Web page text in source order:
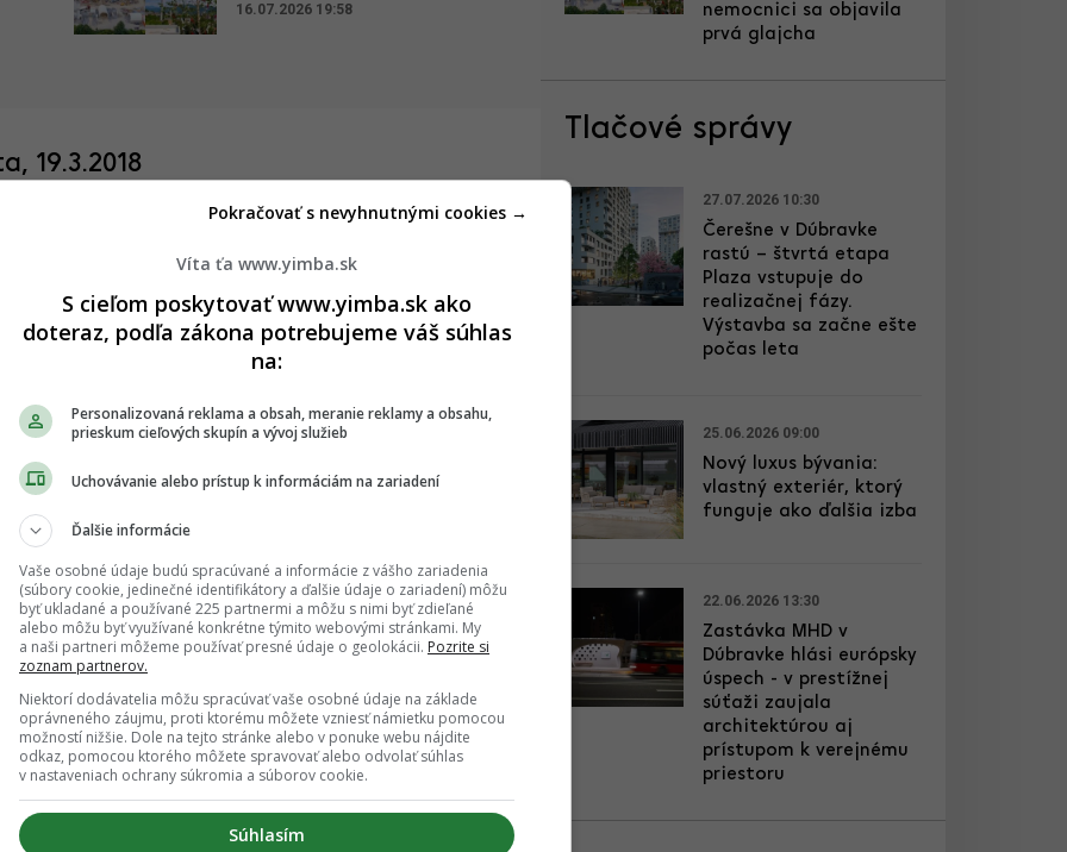
16.07.2026 19:58
19.3.2018
udomácňuje aj v oblasti investičnej výstavby, pokročila pri
Proxenta Residence, kde okrem bytov vznikne aj sídlo
19.3.2018
podrástol projekt polyfunkčného domu, ktorý vyplnil
tesne pred dokončením.
2018
obnovy komunikácii, predovšetkým ciest, ale aj chodníkov.
rok investovať mestská časť Bratislava - Staré Mesto.
etapy
nemocnici sa objavila
prvá glajcha
Tlačové správy
27.07.2026 10:30
Čerešne v Dúbravke
rastú – štvrtá etapa
Plaza vstupuje do
realizačnej fázy.
Výstavba sa začne ešte
počas leta
25.06.2026 09:00
Nový luxus bývania:
vlastný exteriér, ktorý
funguje ako ďalšia izba
22.06.2026 13:30
Zastávka MHD v
Dúbravke hlási európsky
úspech - v prestížnej
súťaži zaujala
architektúrou aj
prístupom k verejnému
priestoru
Víta ťa www.yimba.sk
S cieľom poskytovať www.yimba.sk ako
doteraz, podľa zákona potrebujeme váš súhlas
na:
Personalizovaná reklama a obsah, meranie reklamy a obsahu,
prieskum cieľových skupín a vývoj služieb
Uchovávanie alebo prístup k informáciám na zariadení
Ďalšie informácie
Vaše osobné údaje budú spracúvané a informácie z vášho zariadenia
(súbory cookie, jedinečné identifikátory a ďalšie údaje o zariadení) môžu
byť ukladané a používané 225 partnermi a môžu s nimi byť zdieľané
alebo môžu byť využívané konkrétne týmito webovými stránkami. My
a naši partneri môžeme používať presné údaje o geolokácii. Pozrite si
zoznam partnerov.
Niektorí dodávatelia môžu spracúvať vaše osobné údaje na základe
oprávneného záujmu, proti ktorému môžete vzniesť námietku pomocou
možností nižšie. Dole na tejto stránke alebo v ponuke webu nájdite
odkaz, pomocou ktorého môžete spravovať alebo odvolať súhlas
v nastaveniach ochrany súkromia a súborov cookie.
Súhlasím
Pokračovať s nevyhnutnými cookies →